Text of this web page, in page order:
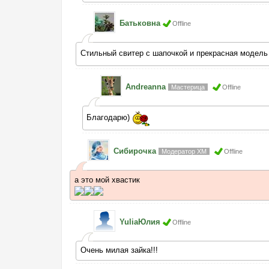
Батьковна Offline
Стильный свитер с шапочкой и прекрасная
Andreanna Мастерица Offline
Благодарю)
Сибирочка Модератор ХМ Offline
а это мой хвастик
YuliaЮлия Offline
Очень милая зайка!!!